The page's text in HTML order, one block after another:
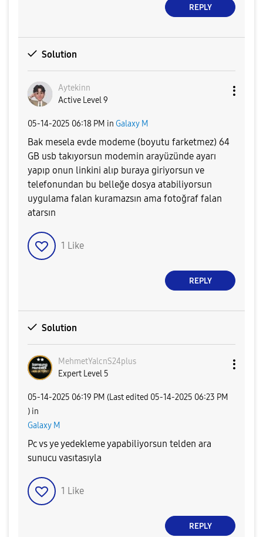
REPLY
Solution
Aytekinn
Active Level 9
‎05-14-2025 06:18 PM in Galaxy M
Bak mesela evde modeme (boyutu farketmez) 64
GB usb takıyorsun modemin arayüzünde ayarı
yapıp onun linkini alıp buraya giriyorsun ve
telefonundan bu belleğe dosya atabiliyorsun
uygulama falan kuramazsın ama fotoğraf falan
atarsın
1 Like
REPLY
Solution
MehmetYalcnS24plus
Expert Level 5
‎05-14-2025 06:19 PM (Last edited ‎05-14-2025 06:23 PM
) in
Galaxy M
Pc vs ye yedekleme yapabiliyorsun telden ara
sunucu vasıtasıyla
1 Like
REPLY